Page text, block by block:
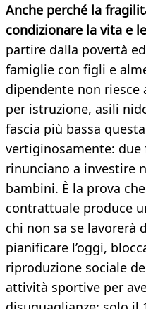
Anche perché la
condizionare la vita e
partire dalla povertà
famiglie con figli e
dipendente non riesce
per istruzione, asili
fascia più bassa
vertiginosamente: due
rinunciano a investire
bambini. È la prova
contrattuale produce
chi non sa se lavorerà
pianificare l’oggi,
riproduzione sociale
attività sportive per